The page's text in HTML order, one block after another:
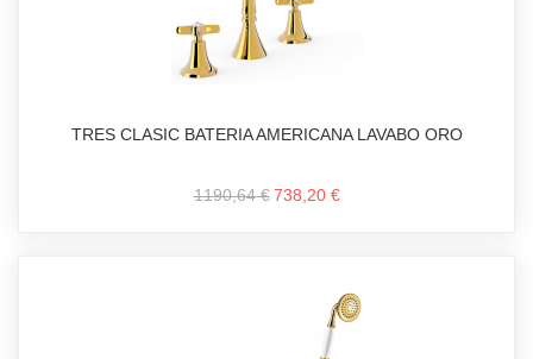
TRES CLASIC BATERIA AMERICANA LAVABO ORO
1190,64 € 738,20 €